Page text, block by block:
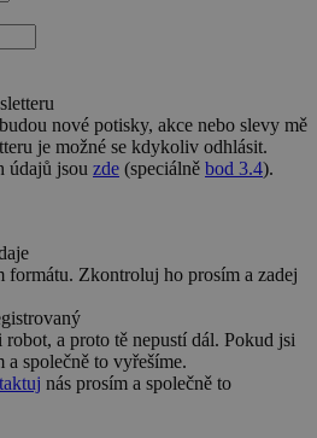
nové potisky, akce nebo slevy mě
je možné se kdykoliv odhlásit.
údajů jsou zde (speciálně bod 3.4).
formátu. Zkontroluj ho prosím a zadej
a proto tě nepustí dál. Pokud jsi
a společně to vyřešíme.
nás prosím a společně to